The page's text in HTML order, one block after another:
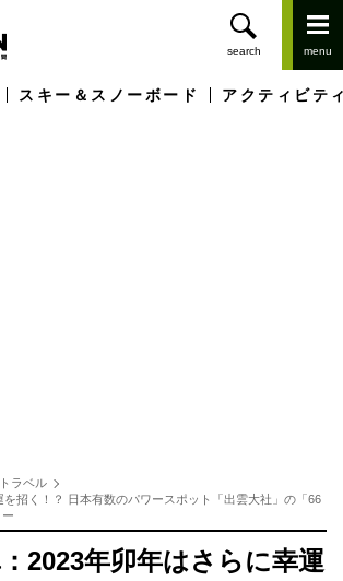
スキー＆スノーボード アクティビテ
トラベル
招く！？ 日本有数のパワースポット「出雲大社」の「66
2023年卯年はさらに幸運